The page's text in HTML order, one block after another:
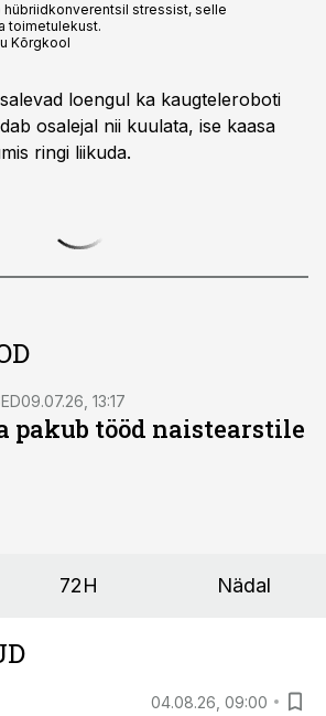
hübriidkonverentsil stressist, selle
toimetulekust.
Kõrgkool
loengul ka kaugteleroboti
osalejal nii kuulata, ise kaasa
ringi liikuda.
09.07.26, 13:17
pakub tööd naistearstile
72H Nädal
04.08.26, 09:00